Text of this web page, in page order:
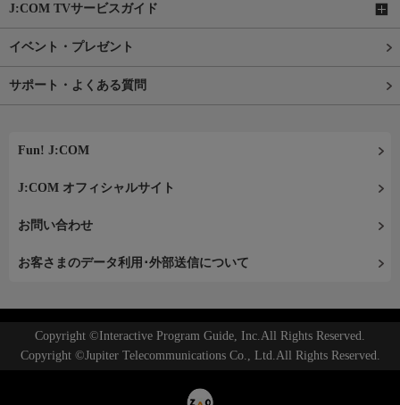
J:COM TVサービスガイド
イベント・プレゼント
サポート・よくある質問
Fun! J:COM
J:COM オフィシャルサイト
お問い合わせ
お客さまのデータ利用･外部送信について
Copyright ©Interactive Program Guide, Inc.All Rights Reserved.
Copyright ©Jupiter Telecommunications Co., Ltd.All Rights Reserved.